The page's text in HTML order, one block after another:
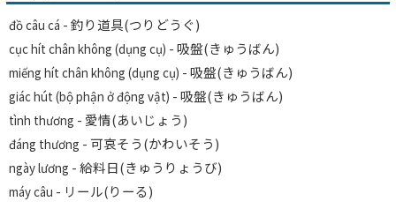
đồ câu cá - 釣り道具(つりどうぐ)
cục hít chân không (dụng cụ) - 吸盤(きゅうばん)
miếng hít chân không (dụng cụ) - 吸盤(きゅうばん)
giác hút (bộ phận ở động vật) - 吸盤(きゅうばん)
tình thương - 愛情(あいじょう)
đáng thương - 可哀そう(かわいそう)
ngày lương - 給料日(きゅうりょうび)
máy câu - リール(りーる)